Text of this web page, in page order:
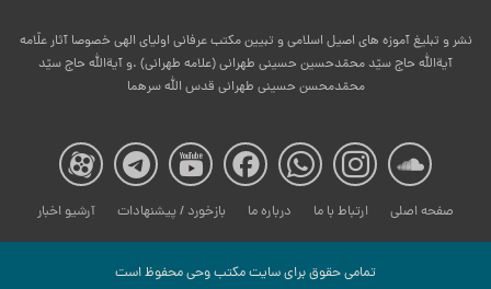
نشر و تبلیغ آموزه های اصیل اسلامی و تبیین مکتب عرفانی اولیای الهی خصوصا آثار علّامه
آیةالله حاج سیّد محمّدحسین حسینی طهرانی (علامه طهرانی) .و آیةالله حاج سیّد
محمّدمحسن حسینی طهرانی قدس الله سرهما
صفحه
مکتب
صفحه
مکتب
صفحه
مکتب
صفحه
مکتب
صفحه
مکتب
صفحه اصلی ارتباط با ما درباره ما بازخورد / پیشنهادات آرشیو اخبار
تمامی حقوق برای سایت مكتب وحی محفوظ است